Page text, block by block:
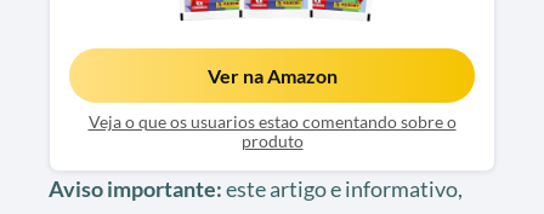
Ver na Amazon
Veja o que os usuarios estao comentando sobre o
produto
Aviso importante:este artigo e informativo,